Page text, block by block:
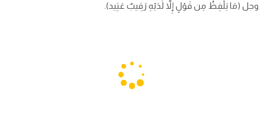
وجل (مَا يَلْفِظُ مِن قَوْلٍ إِلاَّ لَدَيْهِ رَقِيبٌ عَتِيد).